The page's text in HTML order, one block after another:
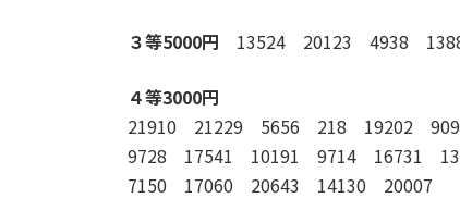
３等5000円 13524 20123 4938
４等3000円
21910 21229 5656 218 19202
9728 17541 10191 9714 16731
7150 17060 20643 14130 20007